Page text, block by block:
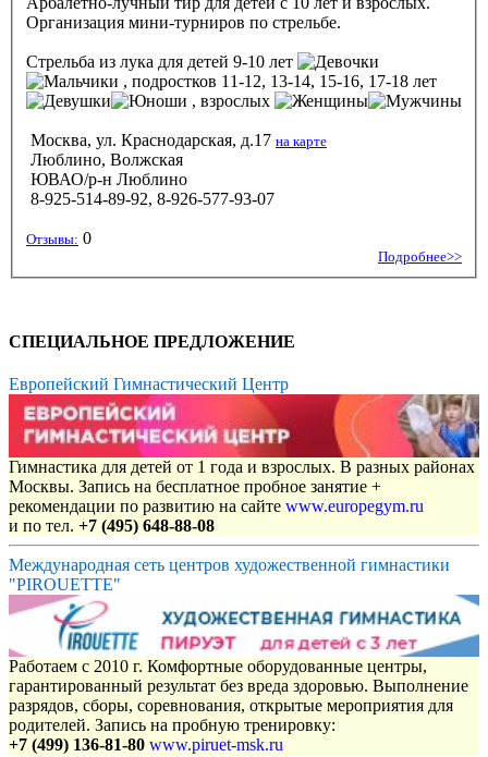
Организация мини-турниров по стрельбе.
Стрельба из лука для детей 9-10 лет
, подростков 11-12, 13-14, 15-16, 17-18 лет
, взрослых
Москва, ул. Краснодарская, д.17 на карте
Люблино, Волжская
ЮВАО/р-н Люблино
8-925-514-89-92, 8-926-577-93-07
Отзывы: 0
Подробнее>>
СПЕЦИАЛЬНОЕ ПРЕДЛОЖЕНИЕ
Европейский Гимнастический Центр
Гимнастика для детей от 1 года и взрослых. В разных районах
Москвы. Запись на бесплатное пробное занятие +
рекомендации по развитию на сайте www.europegym.ru
и по тел. +7 (495) 648-88-08
Международная сеть центров художественной гимнастики
"PIROUETTE"
Работаем с 2010 г. Комфортные оборудованные центры,
гарантированный результат без вреда здоровью. Выполнение
разрядов, сборы, соревнования, открытые мероприятия для
родителей. Запись на пробную тренировку:
+7 (499) 136-81-80 www.piruet-msk.ru